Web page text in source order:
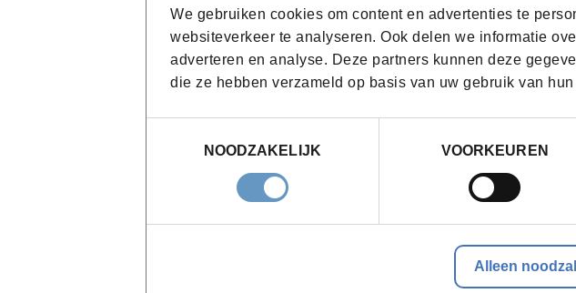
We gebruiken cookies om content en advertenties te
websiteverkeer te analyseren. Ook delen we informatie
adverteren en analyse. Deze partners kunnen deze
die ze hebben verzameld op basis van uw gebruik van
NOODZAKELIJK
VOORKEUREN
Alleen
Er kan gebruik
daarom steeds
Tijdens de opleiding
realistische
Syntra West zet in
beschikking gesteld